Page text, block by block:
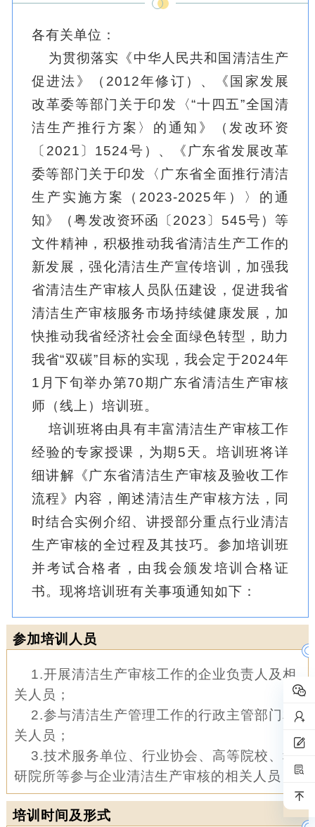
各有关单位：
为贯彻落实《中华人民共和国清洁生产
促进法》（2012年修订）、《国家发展
改革委等部门关于印发〈“十四五”全国清
洁生产推行方案〉的通知》（发改环资
〔2021〕1524号）、《广东省发展改革
委等部门关于印发〈广东省全面推行清洁
生产实施方案（2023-2025年）〉的通
知》（粤发改资环函〔2023〕545号）等
文件精神，积极推动我省清洁生产工作的
新发展，强化清洁生产宣传培训，加强我
省清洁生产审核人员队伍建设，促进我省
清洁生产审核服务市场持续健康发展，加
快推动我省经济社会全面绿色转型，助力
我省“双碳”目标的实现，我会定于2024年
1月下旬举办第70期广东省清洁生产审核
师（线上）培训班。
培训班将由具有丰富清洁生产审核工作
经验的专家授课，为期5天。培训班将详
细讲解《广东省清洁生产审核及验收工作
流程》内容，阐述清洁生产审核方法，同
时结合实例介绍、讲授部分重点行业清洁
生产审核的全过程及其技巧。参加培训班
并考试合格者，由我会颁发培训合格证
书。现将培训班有关事项通知如下：
参加培训人员
1.开展清洁生产审核工作的企业负责人及相
关人员；
2.参与清洁生产管理工作的行政主管部门相
关人员；
3.技术服务单位、行业协会、高等院校、科
研院所等参与企业清洁生产审核的相关人员；
培训时间及形式